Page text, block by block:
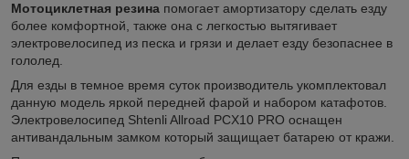
Мотоциклетная резина помогает амортизатору сделать езду
более комфортной, также она с легкостью вытягивает
электровелосипед из песка и грязи и делает езду безопаснее в
гололед.
Для езды в темное время суток производитель укомплектовал
данную модель яркой передней фарой и набором катафотов.
Электровелосипед Shtenli Allroad PCX10 PRO оснащен
антивандальным замком который защищает батарею от кражи.